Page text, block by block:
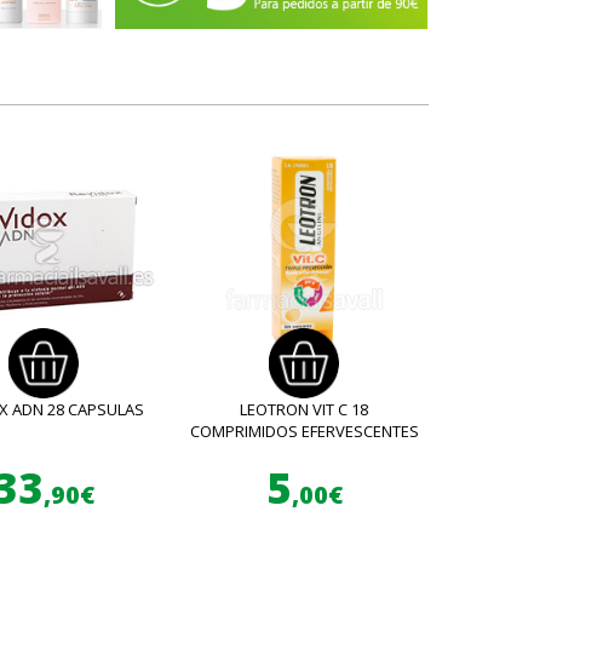
ADN 28 CAPSULAS
,90€
LEOTRON VIT C 18
COMPRIMIDOS EFERVESCENTES
5,00€